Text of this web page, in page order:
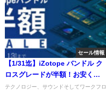
セール情報
【1/31迄】iZotope バンドル ク
ロスグレードが半額！お安く一
気に最新ワークフローが手に入
テクノロジー、サウンドそしてワークフロ